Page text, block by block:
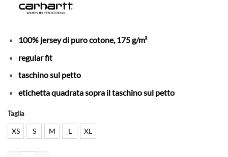
100% jersey di puro cotone, 175 g/m²
regular fit
taschino sul petto
etichetta quadrata sopra il taschino sul petto
Taglia
XS S M L XL